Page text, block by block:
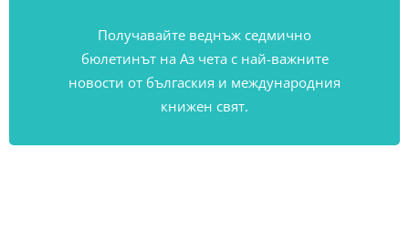
Получавайте веднъж седмично
бюлетинът на Аз чета с най-важните
новости от бългаския и международния
книжен свят.